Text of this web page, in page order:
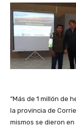
“Más de 1 millón de
la provincia de
mismos se dieron